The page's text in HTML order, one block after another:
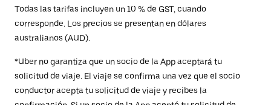
Todas las tarifas incluyen un 10 % de GST, cuando
corresponde. Los precios se presentan en dólares
australianos (AUD).
*Uber no garantiza que un socio de la App aceptará tu
solicitud de viaje. El viaje se confirma una vez que el socio
conductor acepta tu solicitud de viaje y recibes la